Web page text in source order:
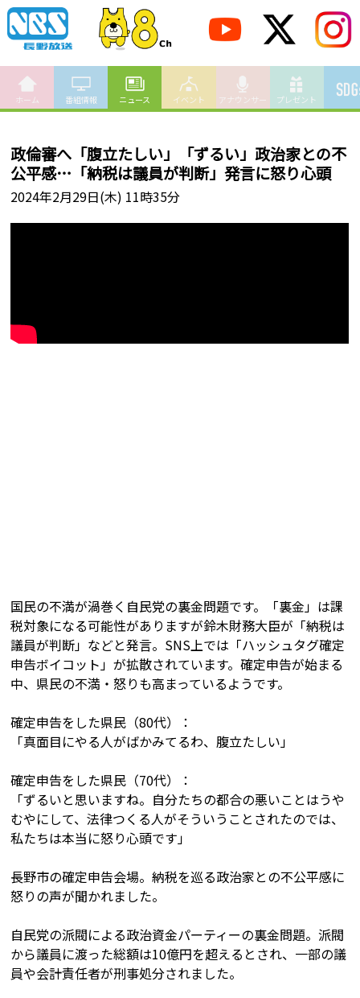
ホーム 番組情報 ニュース イベント アナウンサー プレゼント
政倫審へ「腹立たしい」「ずるい」政治家との不
公平感…「納税は議員が判断」発言に怒り心頭
2024年2月29日(木) 11時35分
国民の不満が渦巻く自民党の裏金問題です。「裏金」は課
税対象になる可能性がありますが鈴木財務大臣が「納税は
議員が判断」などと発言。SNS上では「ハッシュタグ確定
申告ボイコット」が拡散されています。確定申告が始まる
中、県民の不満・怒りも高まっているようです。
確定申告をした県民（80代）：
「真面目にやる人がばかみてるわ、腹立たしい」
確定申告をした県民（70代）：
「ずるいと思いますね。自分たちの都合の悪いことはうや
むやにして、法律つくる人がそういうことされたのでは、
私たちは本当に怒り心頭です」
長野市の確定申告会場。納税を巡る政治家との不公平感に
怒りの声が聞かれました。
自民党の派閥による政治資金パーティーの裏金問題。派閥
から議員に渡った総額は10億円を超えるとされ、一部の議
員や会計責任者が刑事処分されました。